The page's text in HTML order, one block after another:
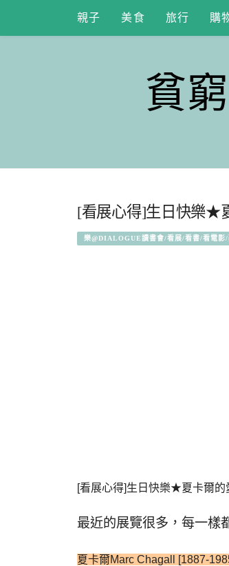
content
親子 美食 旅行 購
貧
[看展心得]生日快樂★
樂@DIALOGUE讀書會/看展/看書/看電影/
[看展心得]生日快樂★夏卡爾的
最近的展覽很多，每一樣
夏卡爾Marc Chagall [1887-